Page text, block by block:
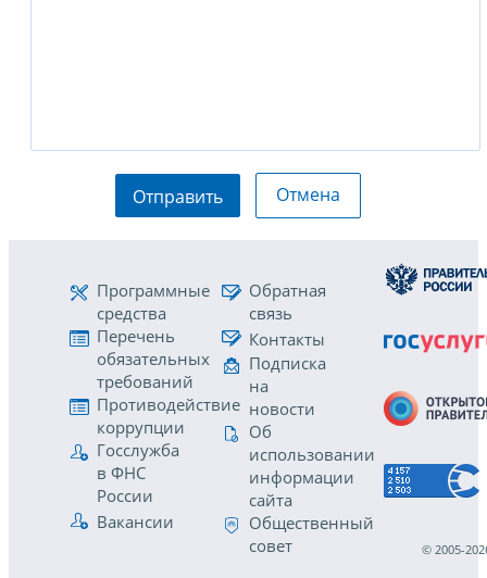
Отправить Отмена
Программные
средства
Перечень
обязательных
требований
Противодействие
коррупции
Госслужба
в ФНС
России
Вакансии
Обратная
связь
Контакты
Подписка
на
новости
Об
использовании
информации
сайта
Общественный
совет
© 2005-